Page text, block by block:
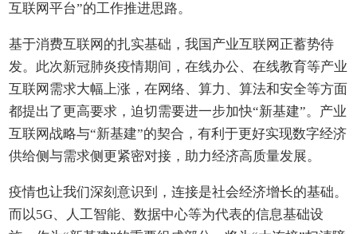
互联网平台”的工作推进思路。
基于消费互联网的扎实基础，我国产业互联网正蓄势待
发。此次新冠肺炎疫情期间，在线办公、在线教育等产业
互联网需求大幅上涨，在网络、算力、算法和安全等方面
都提出了更高要求，迫切需要进一步加快“新基建”。产业
互联网战略与“新基建”的契合，有利于更好实现数字经济
供给侧与需求侧更紧密对接，助力经济高质量发展。
疫情也让我们深刻意识到，连接是社会经济增长的基础。
而以5G、人工智能、数据中心等为代表的信息基础设